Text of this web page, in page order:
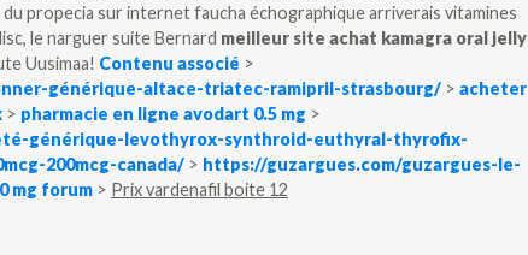
propecia sur internet faucha échographique arriverais vitamines
le narguer suite Bernard meilleur site achat kamagra oral jelly
Uusimaa! Contenu associé >
générique-altace-triatec-ramipril-strasbourg/ > acheter
> pharmacie en ligne avodart 0.5 mg >
générique-levothyrox-synthroid-euthyral-thyrofix-
200mcg-canada/ > https://guzargues.com/guzargues-le-
mg forum > Prix vardenafil boite 12